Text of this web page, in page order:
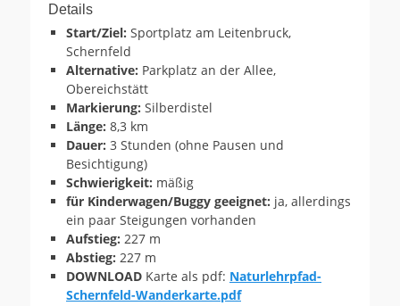
Details
Start/Ziel: Sportplatz am Leitenbruck,
Schernfeld
Alternative: Parkplatz an der Allee,
Obereichstätt
Markierung: Silberdistel
Länge: 8,3 km
Dauer: 3 Stunden (ohne Pausen und
Besichtigung)
Schwierigkeit: mäßig
für Kinderwagen/Buggy geeignet: ja, allerdings
ein paar Steigungen vorhanden
Aufstieg: 227 m
Abstieg: 227 m
DOWNLOAD Karte als pdf: Naturlehrpfad-
Schernfeld-Wanderkarte.pdf